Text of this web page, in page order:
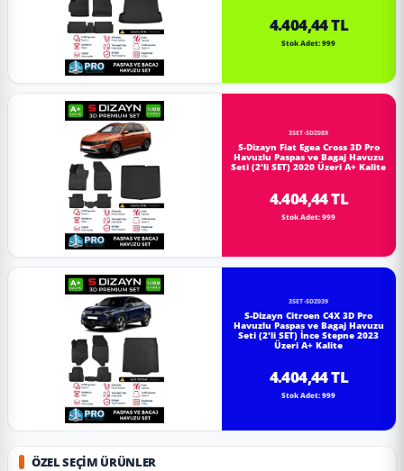
4.404,44 TL
Stok Adet: 999
3SET-SDZ089
S-Dizayn Fiat Egea Cross 3D Pro
Havuzlu Paspas ve Bagaj Havuzu
Seti (2'li SET) 2020 Üzeri A+ Kalite
4.404,44 TL
Stok Adet: 999
3SET-SDZ039
S-Dizayn Citroen C4X 3D Pro
Havuzlu Paspas ve Bagaj Havuzu
Seti (2'li SET) İnce Stepne 2023
Üzeri A+ Kalite
4.404,44 TL
Stok Adet: 999
ÖZEL SEÇIM ÜRÜNLER